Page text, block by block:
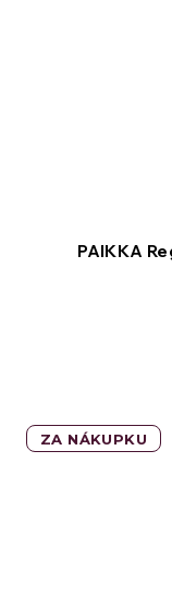
PAIKKA
ZA NÁKUPKU